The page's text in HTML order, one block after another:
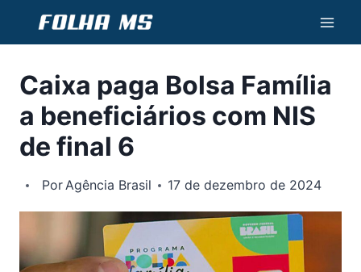
Conteúdo
Caixa paga Bolsa Família
a beneficiários com NIS
de final 6
PorAgência Brasil 17 de dezembro de 2024